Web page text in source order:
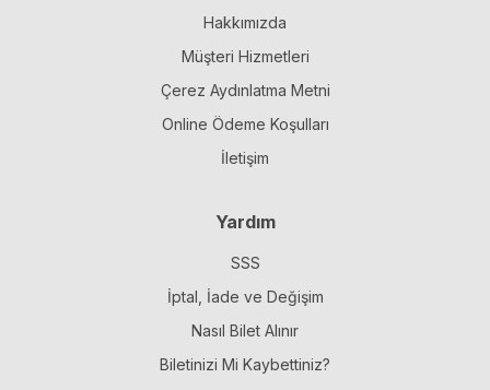
Hakkımızda
Müşteri Hizmetleri
Çerez Aydınlatma Metni
Online Ödeme Koşulları
İletişim
Yardım
SSS
İptal, İade ve Değişim
Nasıl Bilet Alınır
Biletinizi Mi Kaybettiniz?